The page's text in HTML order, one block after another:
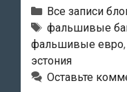
Рубрики
Все записи
Тэги
фальшивые
фальшивые евро,
эстония
Оставьте